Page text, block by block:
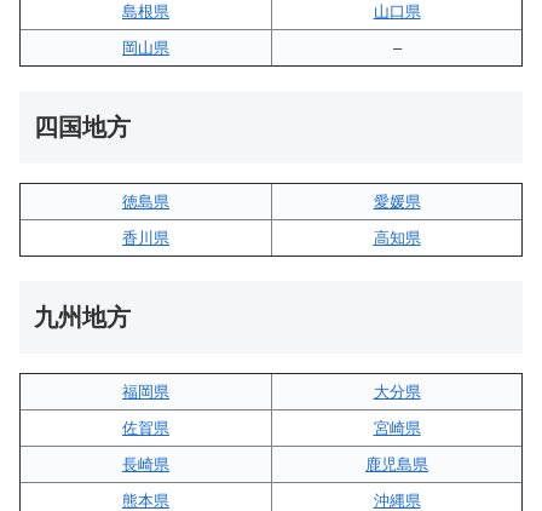
島根県
山口県
岡山県
–
四国地方
徳島県
愛媛県
香川県
高知県
九州地方
福岡県
大分県
佐賀県
宮崎県
長崎県
鹿児島県
熊本県
沖縄県